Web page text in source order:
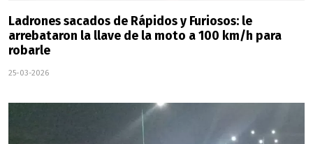
Ladrones sacados de Rápidos y Furiosos: le
arrebataron la llave de la moto a 100 km/h para
robarle
25-03-2026